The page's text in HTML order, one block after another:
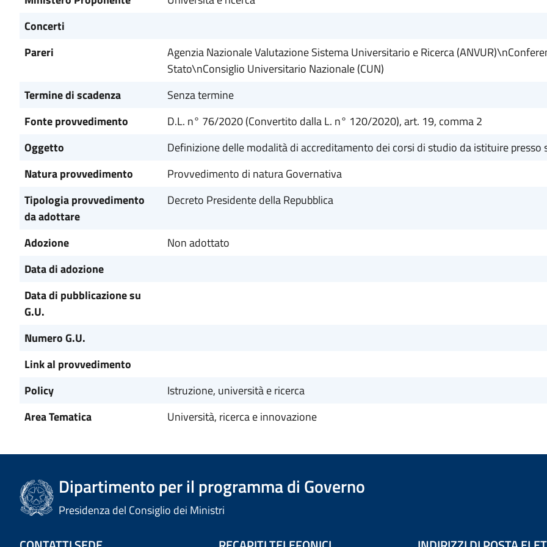
Concerti
Pareri
Agenzia Nazionale Valutazione Sistema Universitario e Ricerca
Stato\nConsiglio Universitario Nazionale (CUN)
Termine di scadenza
Senza termine
Fonte provvedimento
D.L. n° 76/2020 (Convertito dalla L. n° 120/2020), art. 19, comma 2
Oggetto
Definizione delle modalità di accreditamento dei corsi di studio da istituire presso
Natura provvedimento
Provvedimento di natura Governativa
Tipologia provvedimento
da adottare
Decreto Presidente della Repubblica
Adozione
Non adottato
Data di adozione
Data di pubblicazione su
G.U.
Numero G.U.
Link al provvedimento
Policy
Istruzione, università e ricerca
Area Tematica
Università, ricerca e innovazione
Dipartimento per il programma di Governo
Presidenza del Consiglio dei Ministri